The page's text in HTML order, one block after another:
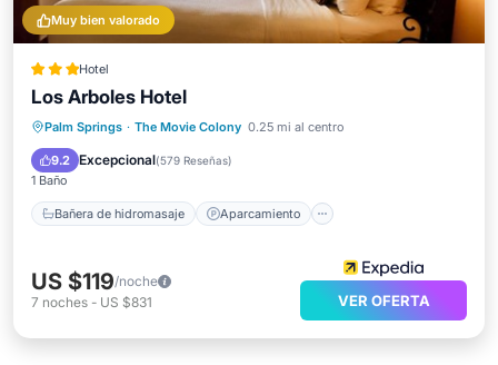
Muy bien valorado
Hotel
Los Arboles Hotel
Palm Springs · The Movie Colony 0.25 mi al centro
9.2 Excepcional(579 Reseñas)
1 Baño
Bañera de hidromasaje Aparcamiento
Bañera de hidromasaje
Aparcamiento
Piscina
Balcón/Terraza
US $119/noche
7 noches - US $831 VER OFERTA